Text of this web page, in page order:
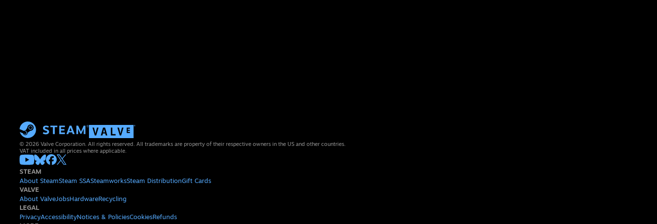
© 2026 Valve Corporation. All rights reserved. All trademarks are property of their respective owners in the US and other countries.
VAT included in all prices where applicable.
STEAM
About SteamSteam SSASteamworksSteam DistributionGift Cards
VALVE
About ValveJobsHardwareRecycling
LEGAL
PrivacyAccessibilityNotices & PoliciesCookiesRefunds